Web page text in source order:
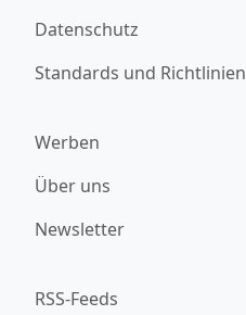
Datenschutz
Standards und Richtlinien
Werben
Über uns
Newsletter
RSS-Feeds